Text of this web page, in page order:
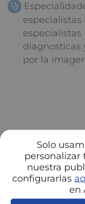
Solo
personalizar
nuestra
configurarlas
en
especialistas
especialistas
diagnosticas
por la